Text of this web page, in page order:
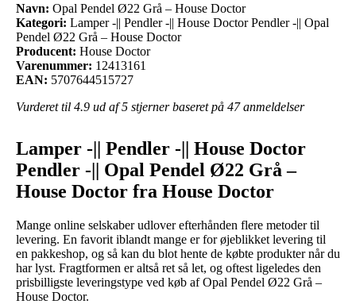
Navn: Opal Pendel Ø22 Grå – House Doctor
Kategori: Lamper -|| Pendler -|| House Doctor Pendler -|| Opal
Pendel Ø22 Grå – House Doctor
Producent: House Doctor
Varenummer: 12413161
EAN: 5707644515727
Vurderet til 4.9 ud af 5 stjerner baseret på 47anmeldelser
Lamper -|| Pendler -|| House Doctor
Pendler -|| Opal Pendel Ø22 Grå –
House Doctor fra House Doctor
Mange online selskaber udlover efterhånden flere metoder til
levering. En favorit iblandt mange er for øjeblikket levering til
en pakkeshop, og så kan du blot hente de købte produkter når du
har lyst. Fragtformen er altså ret så let, og oftest ligeledes den
prisbilligste leveringstype ved køb af Opal Pendel Ø22 Grå –
House Doctor.